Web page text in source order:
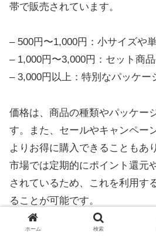
帯で販売されています。
– 500円〜1,000円：小サイズや
– 1,000円〜3,000円：セット商
– 3,000円以上：特別なパッケー
価格は、商品の種類やパッケー
す。また、セールやキャンペー
よりお得に購入できることもあ
市場では定期的にポイント還元
されているため、これを利用す
ることが可能です。
ホーム 検索